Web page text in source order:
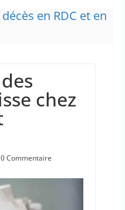
a entraîné
franchises
du ticket
d’avoir cinq
sur 12
York, dit qu’il
juridique
Nétanyahou
chez
0 Commentaire